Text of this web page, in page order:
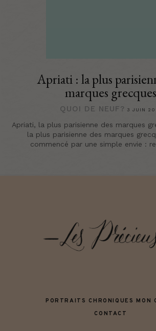
Apriati : la plus
marques grecques
QUOI DE NEUF? 3 JUIN
Apriati, la plus parisienne des marques
la plus parisienne des marques
commencé par une simple envie :
PORTRAITS CHRONIQUES MON
CONTACT